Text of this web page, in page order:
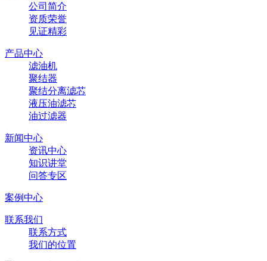
公司简介
资质荣誉
见证精彩
产品中心
滤油机
聚结器
聚结分离滤芯
液压油滤芯
油过滤器
新闻中心
资讯中心
知识讲堂
问答专区
案例中心
联系我们
联系方式
我们的位置